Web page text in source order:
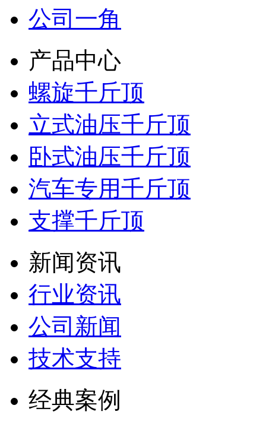
公司一角
产品中心
螺旋千斤顶
立式油压千斤顶
卧式油压千斤顶
汽车专用千斤顶
支撑千斤顶
新闻资讯
行业资讯
公司新闻
技术支持
经典案例